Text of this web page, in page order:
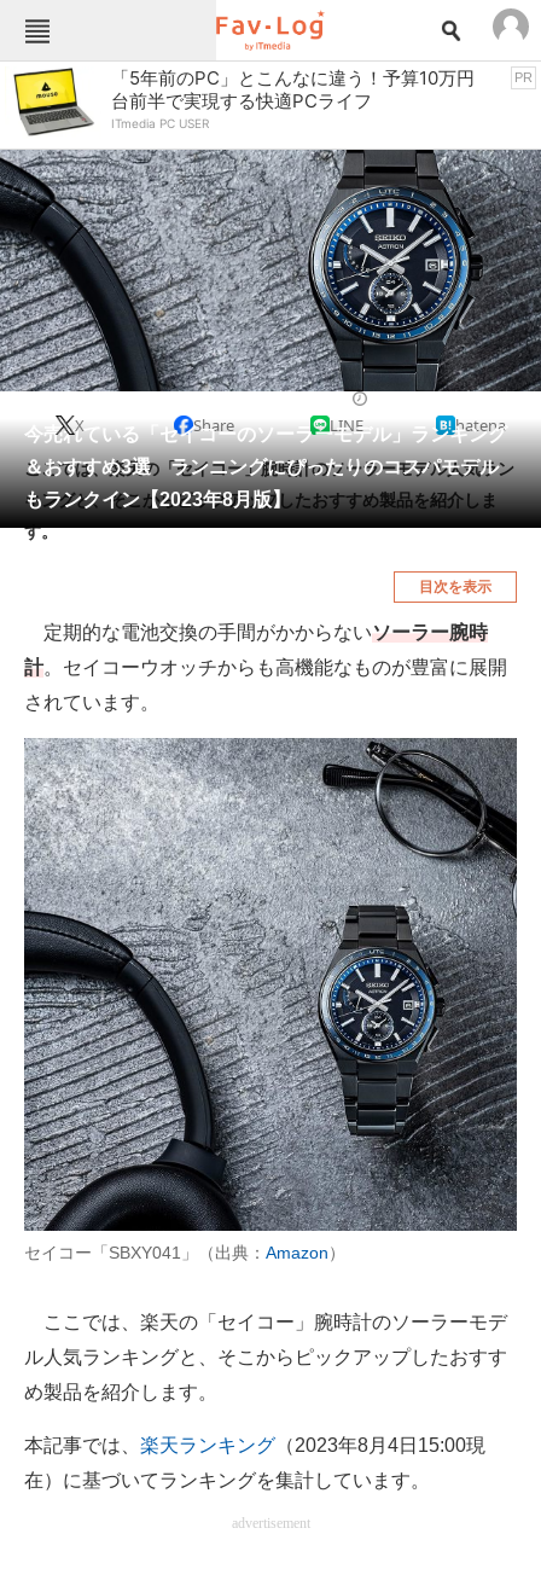
Fav-Logカテゴリー一覧
TOP アウトドア用品
インテリア・収納 おもちゃ・ホビー
カメラ キッチン家電
キッチン用品 ゲーム
コンテンツ・サービス スイーツ・お菓子
スポーツ・レジャー スマホ・携帯電話
パソコン・タブレット ファッション
ペット 家電
工具・DIY 本・DVD・CD
生活家電 生活用品
腕時計 車・バイク
釣り具・釣り用品 食品・飲料・お酒
食器・グラス・カトラリー
メディア
注目記事を集めた総合ページ
ITの今と未来を見通す
スマホと通信の最新トレンド
進化するPCとデバイスの未来
好きが集まる 比べて選べる
ビジネスと働き方のヒント
AI活用のいまが分かる
企業ITのトレンドを詳説
経営リーダーのコミュニティ
企業向けIT製品の総合サイト
IT製品の技術・比較・事例
「5年前のPC」とこんなに違う！予算10万円
台前半で実現する快適PCライフ
ITmedia PC USER
PR
今売れている「セイコーのソーラーモデル」ランキング
＆おすすめ3選 ランニングにぴったりのコスパモデル
もランクイン【2023年8月版】
X Share LINE hatena
ここでは、楽天の「セイコー」腕時計のソーラーモデル人気ラン
キングと、そこからピックアップしたおすすめ製品を紹介しま
す。
目次を表示
定期的な電池交換の手間がかからないソーラー腕時
計。セイコーウオッチからも高機能なものが豊富に展開
されています。
セイコー「SBXY041」（出典： Amazon）
ここでは、楽天の「セイコー」腕時計のソーラーモデ
ル人気ランキングと、そこからピックアップしたおすす
め製品を紹介します。
本記事では、 楽天ランキング （2023年8月4日15:00現
在）に基づいてランキングを集計しています。
advertisement